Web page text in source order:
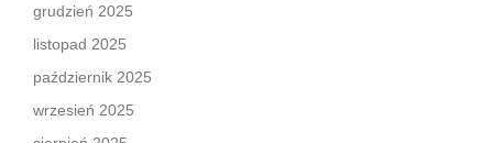
grudzień 2025
listopad 2025
październik 2025
wrzesień 2025